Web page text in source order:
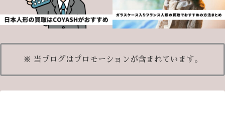
※ 当ブログはプロモーションが含まれています。